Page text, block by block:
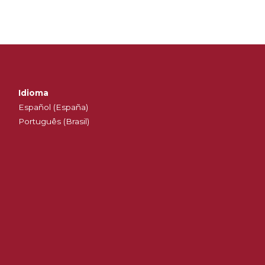
Idioma
Español (España)
Português (Brasil)